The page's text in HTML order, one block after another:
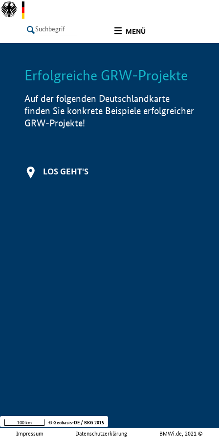
MENÜ
LISTE Info
Erfolgreiche GRW-Projekte
Auf der folgenden Deutschlandkarte
finden Sie konkrete Beispiele erfolgreicher
GRW-Projekte!
LOS GEHT'S
Impressum Datenschutzerklärung BMWi.de, 2021 ©
100 km © Geobasis-DE / BKG 2015